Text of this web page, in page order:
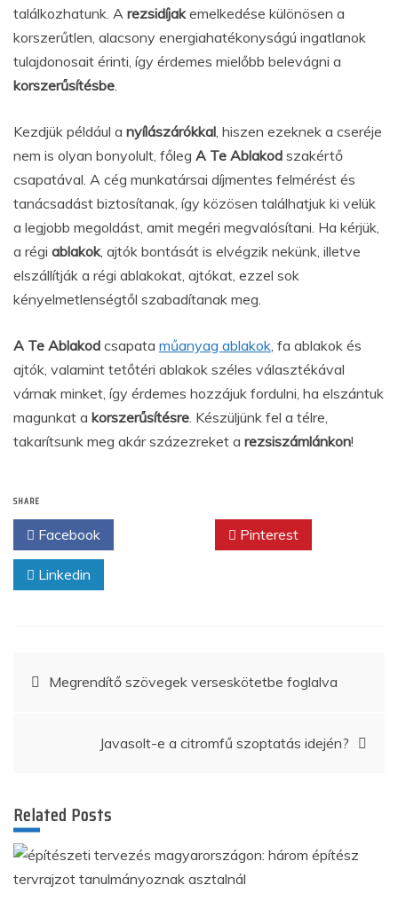
találkozhatunk. A rezsidíjakemelkedése különösen a
korszerűtlen, alacsony energiahatékonyságú ingatlanok
tulajdonosait érinti, így érdemes mielőbb belevágni a
korszerűsítésbe.
Kezdjük például a nyílászárókkal, hiszen ezeknek a cseréje
nem is olyan bonyolult, főleg A Te Ablakod szakértő
csapatával. A cég munkatársai díjmentes felmérést és
tanácsadást biztosítanak, így közösen találhatjuk ki velük
a legjobb megoldást, amit megéri megvalósítani. Ha kérjük,
a régi ablakok, ajtók bontását is elvégzik nekünk, illetve
elszállítják a régi ablakokat, ajtókat, ezzel sok
kényelmetlenségtől szabadítanak meg.
A Te Ablakod csapata műanyag ablakok, fa ablakok és
ajtók, valamint tetőtéri ablakok széles választékával
várnak minket, így érdemes hozzájuk fordulni, ha elszántuk
magunkat a korszerűsítésre. Készüljünk fel a télre,
takarítsunk meg akár százezreket a rezsiszámlánkon!
SHARE
Facebook Pinterest
Linkedin
Bejegyzés
Megrendítő szövegek verseskötetbe foglalva
Javasolt-e a citromfű szoptatás idején?
Related Posts